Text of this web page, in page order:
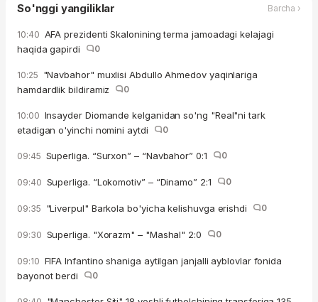
So'nggi yangiliklar Barcha ›
10:40 AFA prezidenti Skalonining terma jamoadagi kelajagi
haqida gapirdi
0
10:25 "Navbahor" muxlisi Abdullo Ahmedov yaqinlariga
hamdardlik bildiramiz
0
10:00 Insayder Diomande kelganidan so'ng "Real"ni tark
etadigan o'yinchi nomini aytdi
0
09:45 Superliga. “Surxon” – “Navbahor” 0:1 0
09:40 Superliga. “Lokomotiv” – “Dinamo” 2:1 0
09:35 "Liverpul" Barkola bo'yicha kelishuvga erishdi 0
09:30 Superliga. "Xorazm" – "Mashal" 2:0 0
09:10 FIFA Infantino shaniga aytilgan janjalli ayblovlar fonida
bayonot berdi
0